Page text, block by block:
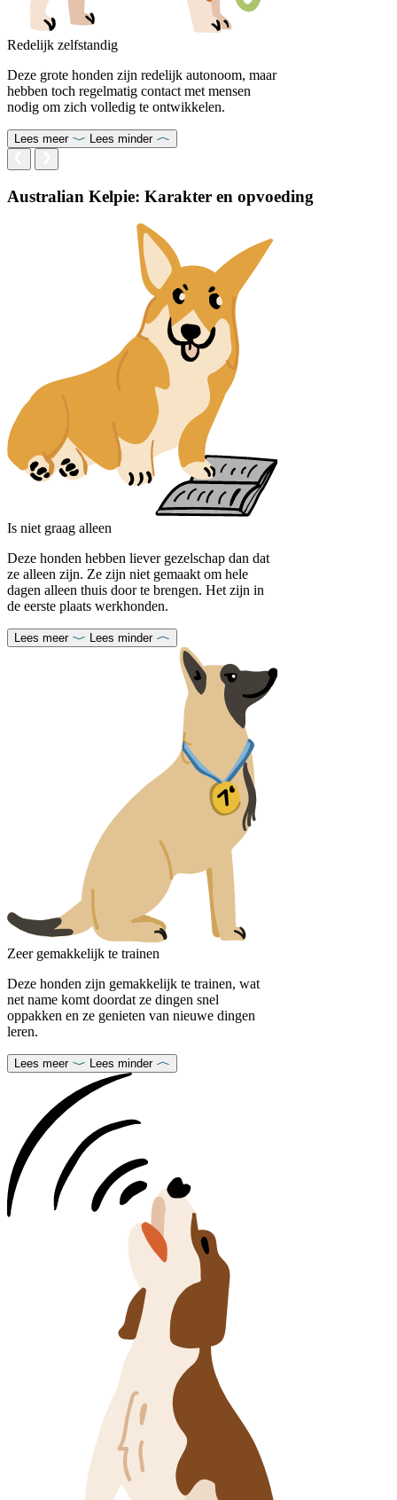
Redelijk zelfstandig
Deze grote honden zijn redelijk autonoom, maar
hebben toch regelmatig contact met mensen
nodig om zich volledig te ontwikkelen.
Lees meer Lees minder
Australian Kelpie: Karakter en opvoeding
Is niet graag alleen
Deze honden hebben liever gezelschap dan dat
ze alleen zijn. Ze zijn niet gemaakt om hele
dagen alleen thuis door te brengen. Het zijn in
de eerste plaats werkhonden.
Lees meer Lees minder
Zeer gemakkelijk te trainen
Deze honden zijn gemakkelijk te trainen, wat
net name komt doordat ze dingen snel
oppakken en ze genieten van nieuwe dingen
leren.
Lees meer Lees minder